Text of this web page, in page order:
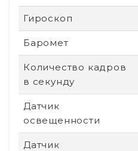
Гироскоп
Баромет
Количество кадров
в секунду
Датчик
освещенности
Датчик